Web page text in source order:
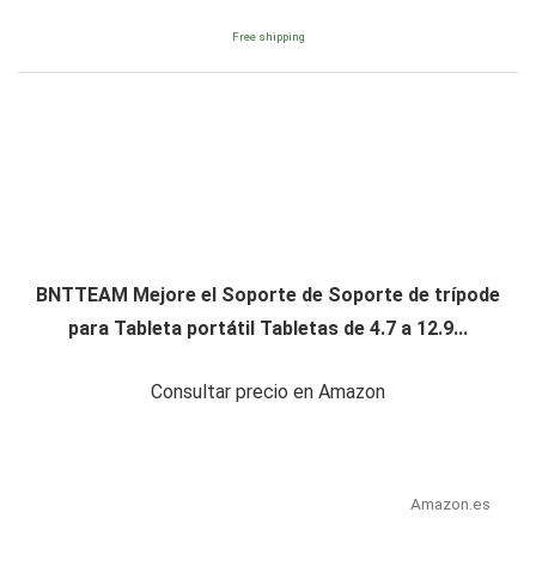
Free shipping
BNTTEAM Mejore el Soporte de Soporte de trípode
para Tableta portátil Tabletas de 4.7 a 12.9...
Consultar precio en Amazon
Amazon.es